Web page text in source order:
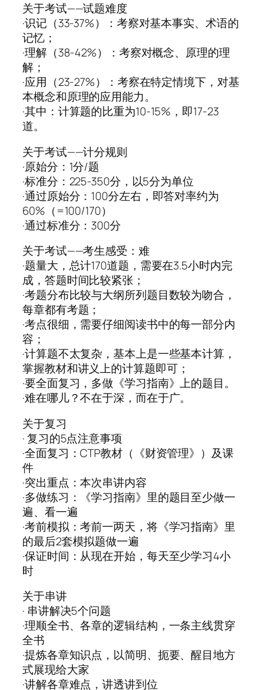
关于考试——试题难度
·识记（33-37%）：考察对基本事实、术语的
记忆；
·理解（38-42%）：考察对概念、原理的理
解；
·应用（23-27%）：考察在特定情境下，对基
本概念和原理的应用能力。
·其中：计算题的比重为10-15%，即17-23
道。
关于考试——计分规则
·原始分：1分/题
·标准分：225-350分，以5分为单位
·通过原始分：100分左右，即答对率约为
60%（=100/170）
·通过标准分：300分
关于考试——考生感受：难
·题量大，总计170道题，需要在3.5小时内完
成，答题时间比较紧张；
·考题分布比较与大纲所列题目数较为吻合，
每章都有考题；
·考点很细，需要仔细阅读书中的每一部分内
容；
·计算题不太复杂，基本上是一些基本计算，
掌握教材和讲义上的计算题即可；
·要全面复习，多做《学习指南》上的题目。
·难在哪儿？不在于深，而在于广。
关于复习
· 复习的5点注意事项
·全面复习：CTP教材（《财资管理》）及课
件
·突出重点：本次串讲内容
·多做练习：《学习指南》里的题目至少做一
遍、看一遍
·考前模拟：考前一两天，将《学习指南》里
的最后2套模拟题做一遍
·保证时间：从现在开始，每天至少学习4小
时
关于串讲
· 串讲解决5个问题
·理顺全书、各章的逻辑结构，一条主线贯穿
全书
·提炼各章知识点，以简明、扼要、醒目地方
式展现给大家
·讲解各章难点，讲透讲到位